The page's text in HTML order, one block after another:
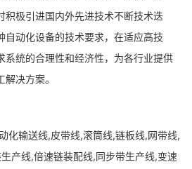
积极引进国内外先进技术不断技术迭
自动化设备的技术要求，在适应高技
系统的合理性和经济性，为各行业提供
决方案。
化输送线,皮带线,滚筒线,链板线,网带线,
产线,倍速链装配线,同步带生产线,变速